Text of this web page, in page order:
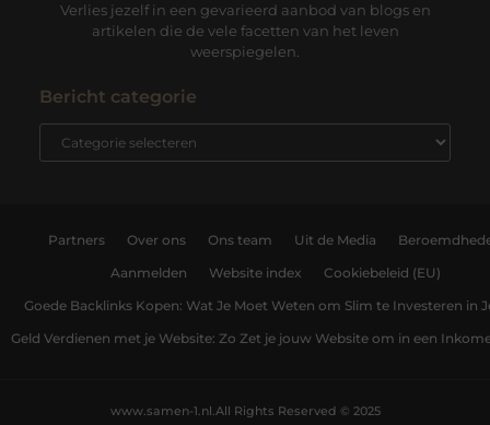
Verlies jezelf in een gevarieerd aanbod van blogs en
artikelen die de vele facetten van het leven
weerspiegelen.
Bericht categorie
Partners Over ons Ons team Uit de Media
Aanmelden Website index Cookiebeleid (EU)
Goede Backlinks Kopen: Wat Je Moet Weten om Slim te Investeren in
Geld Verdienen met je Website: Zo Zet je jouw Website om in een
All Rights Reserved © 2025
www.samen-1.nl.